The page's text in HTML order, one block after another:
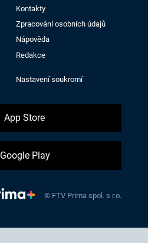
Kontakty
Zpracování osobních údajů
Nápověda
Redakce
Nastavení soukromí
App Store
Google Play
© FTV Prima spol. s r.o.